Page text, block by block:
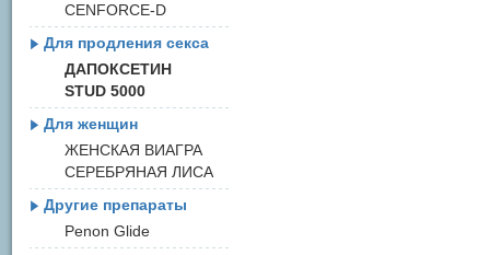
CENFORCE-D
Для продления секса
ДАПОКСЕТИН
STUD 5000
Для женщин
ЖЕНСКАЯ ВИАГРА
СЕРЕБРЯНАЯ ЛИСА
Другие препараты
Penon Glide